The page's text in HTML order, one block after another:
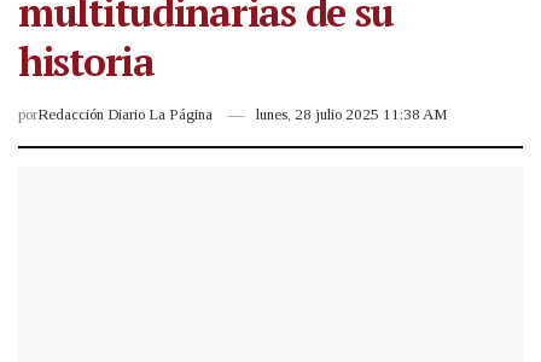
multitudinarias de su
historia
porRedacción Diario La Página lunes, 28 julio 2025 11:38 AM